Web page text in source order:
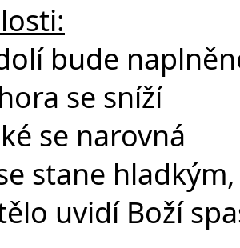
bude
se sníží
se narovná
stane hladkým,
uvidí Boží